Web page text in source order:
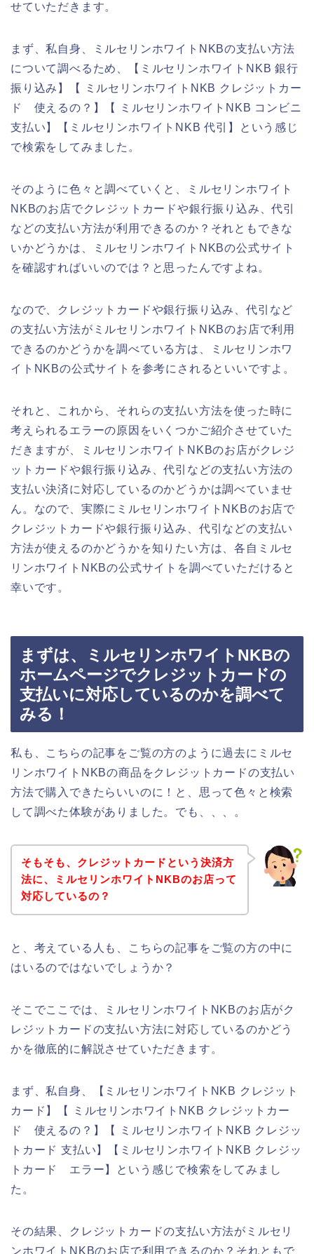
せていただきます。
まず、私自身、ミルセリンホワイトNKBの支払い方法
について調べるため、【ミルセリンホワイトNKB 銀行
振り込み】【 ミルセリンホワイトNKB クレジットカー
ド 使えるの？】【 ミルセリンホワイトNKB コンビニ
支払い】【ミルセリンホワイトNKB 代引】という感じ
で検索をしてみました。
そのように色々と調べていくと、ミルセリンホワイト
NKBのお店でクレジットカードや銀行振り込み、代引
などの支払い方法が利用できるのか？それともできな
いかどうかは、ミルセリンホワイトNKBの公式サイト
を確認すればいいのでは？と思ったんですよね。
なので、クレジットカードや銀行振り込み、代引など
の支払い方法がミルセリンホワイトNKBのお店で利用
できるのかどうかを調べている方は、ミルセリンホワ
イトNKBの公式サイトを参考にされるといいですよ。
それと、これから、それらの支払い方法を使った時に
考えられるエラーの原因をいくつかご紹介させていた
だきますが、ミルセリンホワイトNKBのお店がクレジ
ットカードや銀行振り込み、代引などの支払い方法の
支払い決済に対応しているのかどうかは調べていませ
ん。なので、実際にミルセリンホワイトNKBのお店で
クレジットカードや銀行振り込み、代引などの支払い
方法が使えるのかどうかを知りたい方は、各自ミルセ
リンホワイトNKBの公式サイトを調べていただけると
幸いです。
まずは、ミルセリンホワイトNKBの
ホームページでクレジットカードの
支払いに対応しているのかを調べて
みる！
私も、こちらの記事をご覧の方のように過去にミルセ
リンホワイトNKBの商品をクレジットカードの支払い
方法で購入できたらいいのに！と、思って色々と検索
して調べた体験がありました。でも、、、。
そもそも、クレジットカードという決済方
法に、ミルセリンホワイトNKBのお店って
対応しているの？
と、考えている人も、こちらの記事をご覧の方の中に
はいるのではないでしょうか？
そこでここでは、ミルセリンホワイトNKBのお店がク
レジットカードの支払い方法に対応しているのかどう
かを徹底的に解説させていただきます。
まず、私自身、【ミルセリンホワイトNKB クレジット
カード】【 ミルセリンホワイトNKB クレジットカー
ド 使えるの？】【 ミルセリンホワイトNKB クレジッ
トカード 支払い】【ミルセリンホワイトNKB クレジッ
トカード エラー】という感じで検索をしてみまし
た。
その結果、クレジットカードの支払い方法がミルセリ
ンホワイトNKBのお店で利用できるのか？それともで